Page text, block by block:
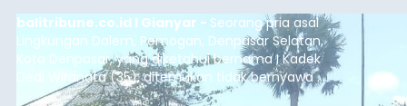
balitribune.co.id I Gianyar - Seorang pria asal
Lingkungan Dalem, Pemogan, Denpasar Selatan,
Kota Denpasar, yang diketahui bernama I Kadek
Dedi Wiranata (35), ditemukan tidak bernyawa di
pesisir Pantai Purnama, Sukawati.